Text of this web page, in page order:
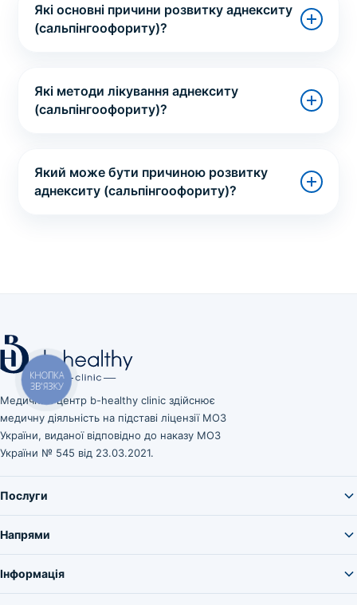
Які основні причини розвитку аднекситу
(сальпінгоофориту)?
Які методи лікування аднекситу
(сальпінгоофориту)?
Який може бути причиною розвитку
аднекситу (сальпінгоофориту)?
Медичний центр b-healthy clinic здійснює
медичну діяльність на підставі ліцензії МОЗ
України, виданої відповідно до наказу МОЗ
України № 545 від 23.03.2021.
Послуги
Напрями
Інформація
КНОПКА
ЗВ'ЯЗКУ